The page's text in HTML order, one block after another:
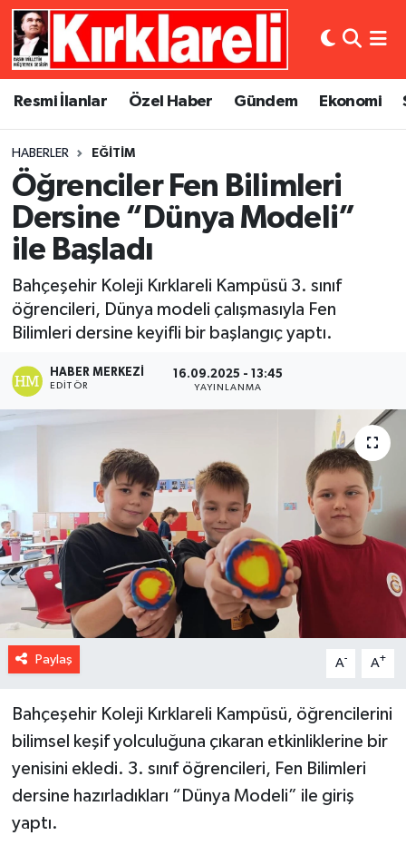
Resmi İlanlar Özel Haber Gündem Ekonomi
HABERLER EĞITIM
Öğrenciler Fen Bilimleri
Dersine “Dünya Modeli”
ile Başladı
Bahçeşehir Koleji Kırklareli Kampüsü 3. sınıf
öğrencileri, Dünya modeli çalışmasıyla Fen
Bilimleri dersine keyifli bir başlangıç yaptı.
HABER MERKEZI
EDITÖR
16.09.2025 - 13:45
YAYINLANMA
Paylaş A- A+
Bahçeşehir Koleji Kırklareli Kampüsü, öğrencilerini
bilimsel keşif yolculuğuna çıkaran etkinliklerine bir
yenisini ekledi. 3. sınıf öğrencileri, Fen Bilimleri
dersine hazırladıkları “Dünya Modeli” ile giriş
yaptı.
Resmi İlanlar
Gündem
Ekonomi
Siyaset
Spor
Asayiş
Dünya
Eğitim
Kültür Sanat
Magazin
Sağlık
Künye
Gizlilik Sözleşmesi
Merkez Nöbetçi Eczaneler
Merkez Trafik Yoğunluk Haritası
Süper Lig Puan Durumu ve Fikstür
Tüm Manşetler
Son Dakika Haberleri